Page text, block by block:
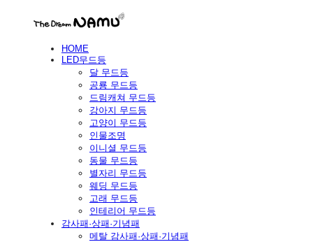
HOME
LED무드등
달 무드등
공룡 무드등
드림캐쳐 무드등
강아지 무드등
고양이 무드등
인물조명
이니셜 무드등
동물 무드등
별자리 무드등
웨딩 무드등
고래 무드등
인테리어 무드등
감사패·상패·기념패
메탈 감사패·상패·기념패